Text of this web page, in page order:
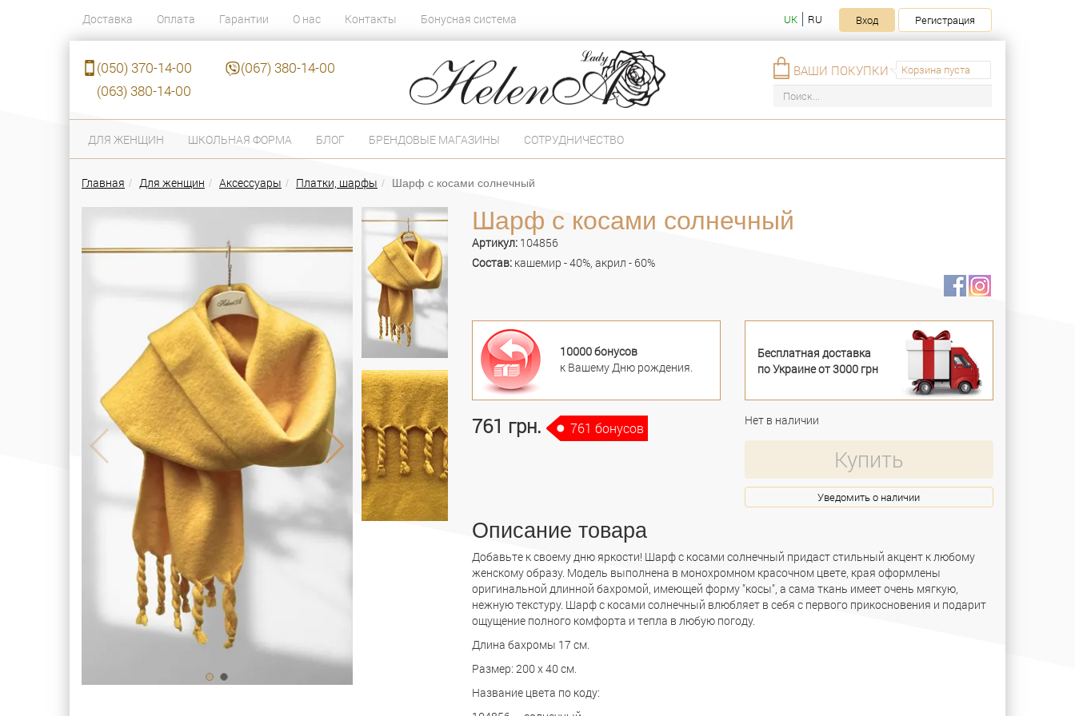
Доставка Оплата Гарантии О нас Контакты Бонусная система UK RU Вход Регистрация
(050) 370-14-00
(067) 380-14-00
(063) 380-14-00
Корзина пуста
ВАШИ ПОКУПКИ
ДЛЯ ЖЕНЩИН ШКОЛЬНАЯ ФОРМА БЛОГ БРЕНДОВЫЕ МАГАЗИНЫ СОТРУДНИЧЕСТВО
Главная Для женщин Аксессуары Платки, шарфы Шарф с косами солнечный
Шарф с косами солнечный
Артикул: 104856
Состав: кашемир - 40%, акрил - 60%
10000 бонусов
к Вашему Дню рождения.
Бесплатная доставка
по Украине от 3000 грн
761 грн. 761 бонусов Нет в наличии
Купить
Уведомить о наличии
Описание товара
Добавьте к своему дню яркости! Шарф с косами солнечный придаст стильный акцент к любому
женскому образу. Модель выполнена в монохромном красочном цвете, края оформлены
оригинальной длинной бахромой, имеющей форму "косы", а сама ткань имеет очень мягкую,
нежную текстуру. Шарф с косами солнечный влюбляет в себя с первого прикосновения и подарит
ощущение полного комфорта и тепла в любую погоду.
Длина бахромы 17 см.
Размер: 200 х 40 см.
Название цвета по коду: